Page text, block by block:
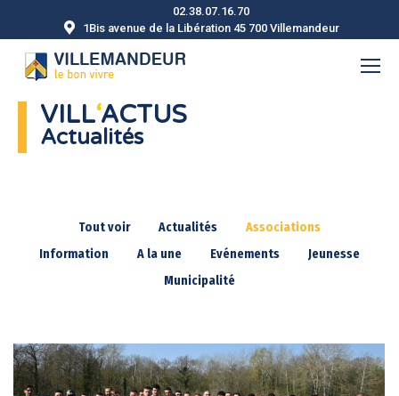
02.38.07.16.70
1Bis avenue de la Libération 45 700 Villemandeur
VILL‘ACTUS
Actualités
Tout voir Actualités
Associations
Information
A la une Evénements
Jeunesse
Municipalité